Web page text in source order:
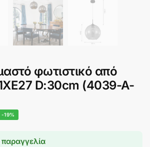
φωτιστικό από
D:30cm (4039-A-
-19%
παραγγελία